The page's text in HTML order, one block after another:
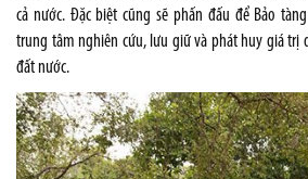
cả nước. Đặc biệt cũng sẽ phấn đấu để Bảo
trung tâm nghiên cứu, lưu giữ và phát huy giá trị
đất nước.